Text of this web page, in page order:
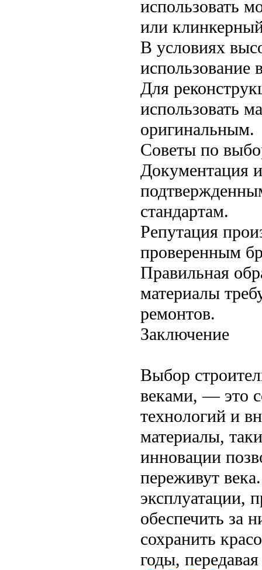
использовать
или
В условиях
использование
Для
использовать
оригинальным.
Советы по
Документация
стандартам.
Репутация
проверенным
Правильная
материалы
ремонтов.
Заключение
Выбор
веками, — это
технологий и
материалы,
инновации
переживут
эксплуатации,
обеспечить за
сохранить
годы,